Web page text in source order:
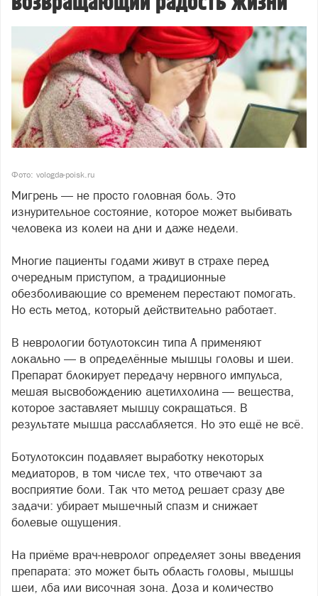
Фото: vologda-poisk.ru
Мигрень — не просто головная боль. Это
изнурительное состояние, которое может выбивать
человека из колеи на дни и даже недели.
Многие пациенты годами живут в страхе перед
очередным приступом, а традиционные
обезболивающие со временем перестают помогать.
Но есть метод, который действительно работает.
В неврологии ботулотоксин типа А применяют
локально — в определённые мышцы головы и шеи.
Препарат блокирует передачу нервного импульса,
мешая высвобождению ацетилхолина — вещества,
которое заставляет мышцу сокращаться. В
результате мышца расслабляется. Но это ещё не всё.
Ботулотоксин подавляет выработку некоторых
медиаторов, в том числе тех, что отвечают за
восприятие боли. Так что метод решает сразу две
задачи: убирает мышечный спазм и снижает
болевые ощущения.
На приёме врач-невролог определяет зоны введения
препарата: это может быть область головы, мышцы
шеи, лба или височная зона. Доза и количество